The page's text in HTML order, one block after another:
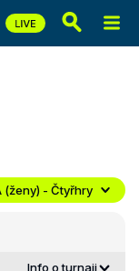
(ženy) - Čtyřhry
Info o turnaji